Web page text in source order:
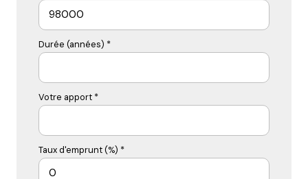
Durée (années) *
Votre apport *
Taux d'emprunt (%) *